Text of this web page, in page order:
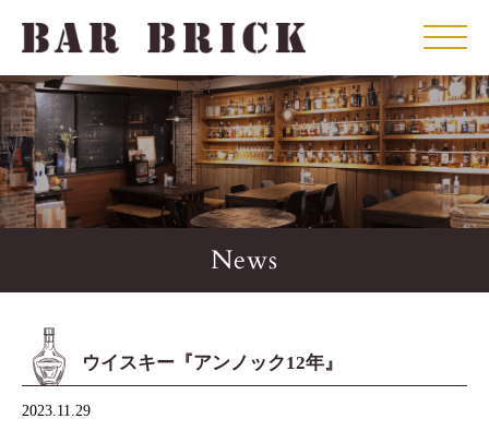
Click
News
ウイスキー『アンノック12年』
2023.11.29